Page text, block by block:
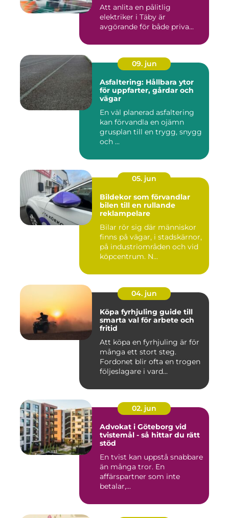
Att anlita en pålitlig
elektriker i Täby är
avgörande för både priva...
09. jun
Asfaltering: Hållbara ytor
för uppfarter, gårdar och
vägar
En väl planerad asfaltering
kan förvandla en ojämn
grusplan till en trygg, snygg
och ...
05. jun
Bildekor som förvandlar
bilen till en rullande
reklampelare
Bilar rör sig där människor
finns på vägar, i stadskärnor,
på industriområden och vid
köpcentrum. N...
04. jun
Köpa fyrhjuling guide till
smarta val för arbete och
fritid
Att köpa en fyrhjuling är för
många ett stort steg.
Fordonet blir ofta en trogen
följeslagare i vard...
02. jun
Advokat i Göteborg vid
tvistemål - så hittar du rätt
stöd
En tvist kan uppstå snabbare
än många tror. En
affärspartner som inte
betalar,...